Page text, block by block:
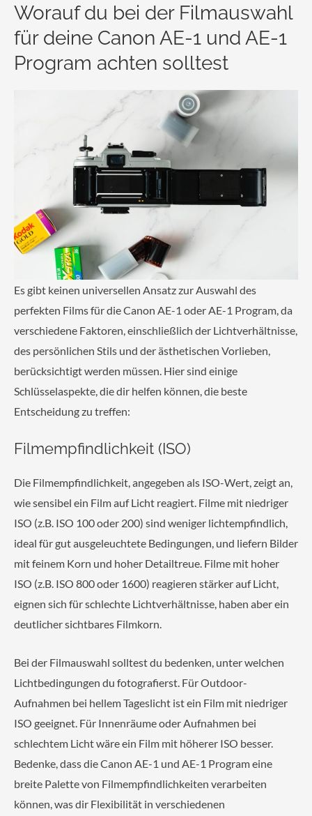
Worauf du bei der Filmauswahl
für deine Canon AE-1 und AE-1
Program achten solltest
Es gibt keinen universellen Ansatz zur Auswahl des
perfekten Films für die Canon AE-1 oder AE-1 Program, da
verschiedene Faktoren, einschließlich der Lichtverhältnisse,
des persönlichen Stils und der ästhetischen Vorlieben,
berücksichtigt werden müssen. Hier sind einige
Schlüsselaspekte, die dir helfen können, die beste
Entscheidung zu treffen:
Filmempfindlichkeit (ISO)
Die Filmempfindlichkeit, angegeben als ISO-Wert, zeigt an,
wie sensibel ein Film auf Licht reagiert. Filme mit niedriger
ISO (z.B. ISO 100 oder 200) sind weniger lichtempfindlich,
ideal für gut ausgeleuchtete Bedingungen, und liefern Bilder
mit feinem Korn und hoher Detailtreue. Filme mit hoher
ISO (z.B. ISO 800 oder 1600) reagieren stärker auf Licht,
eignen sich für schlechte Lichtverhältnisse, haben aber ein
deutlicher sichtbares Filmkorn.
Bei der Filmauswahl solltest du bedenken, unter welchen
Lichtbedingungen du fotografierst. Für Outdoor-
Aufnahmen bei hellem Tageslicht ist ein Film mit niedriger
ISO geeignet. Für Innenräume oder Aufnahmen bei
schlechtem Licht wäre ein Film mit höherer ISO besser.
Bedenke, dass die Canon AE-1 und AE-1 Program eine
breite Palette von Filmempfindlichkeiten verarbeiten
können, was dir Flexibilität in verschiedenen